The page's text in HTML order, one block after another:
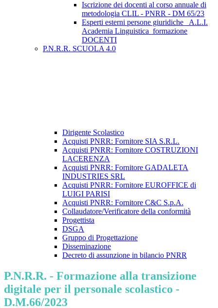
Iscrizione dei docenti al corso annuale di
metodologia CLIL - PNRR - DM 65/23
Esperti esterni persone giuridiche_ A.L.I.
Academia Linguistica_formazione
DOCENTI
P.N.R.R. SCUOLA 4.0
Dirigente Scolastico
Acquisti PNRR: Fornitore SIA S.R.L.
Acquisti PNRR: Fornitore COSTRUZIONI
LACERENZA
Acquisti PNRR: Fornitore GADALETA
INDUSTRIES SRL
Acquisti PNRR: Fornitore EUROFFICE di
LUIGI PARISI
Acquisti PNRR: Fornitore C&C S.p.A.
Collaudatore/Verificatore della conformità
Progettista
DSGA
Gruppo di Progettazione
Disseminazione
Decreto di assunzione in bilancio PNRR
P.N.R.R. - Formazione alla transizione
digitale per il personale scolastico -
D.M.66/2023